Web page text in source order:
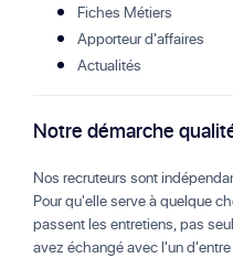
Fiches Métiers
Apporteur d'affaires
Actualités
Notre démarche
Nos recruteurs sont
Pour qu'elle serve à quelque
passent les entretiens, pas
avez échangé avec l'un